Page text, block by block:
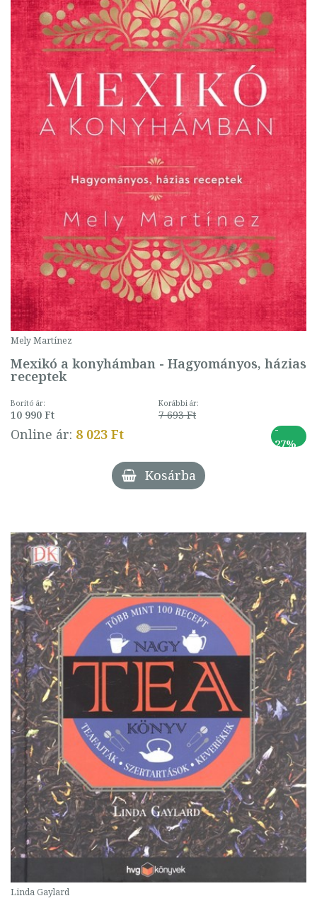
Mely Martínez
Mexikó a konyhámban - Hagyományos, házias
receptek
Borító ár:
10 990 Ft
Korábbi ár:
7 693 Ft
Online ár: 8 023 Ft
-
27%
Kosárba
Linda Gaylard